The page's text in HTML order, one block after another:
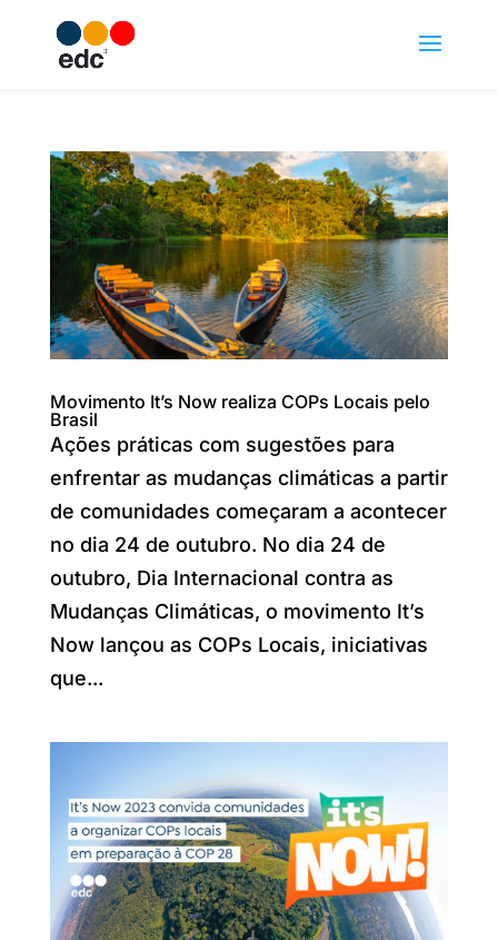
Movimento It’s Now realiza COPs Locais pelo
Brasil
Ações práticas com sugestões para
enfrentar as mudanças climáticas a partir
de comunidades começaram a acontecer
no dia 24 de outubro. No dia 24 de
outubro, Dia Internacional contra as
Mudanças Climáticas, o movimento It’s
Now lançou as COPs Locais, iniciativas
que...